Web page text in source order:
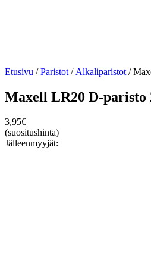
Etusivu /Paristot / Alkaliparistot /
Maxell LR20 D-paristo
3,95€
(suositushinta)
Jälleenmyyjät: